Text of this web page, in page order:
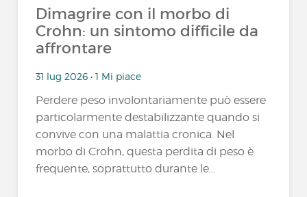
Dimagrire con il morbo di
Crohn: un sintomo difficile da
affrontare
31 lug 2026 • 1 Mi piace
Perdere peso involontariamente può essere
particolarmente destabilizzante quando si
convive con una malattia cronica. Nel
morbo di Crohn, questa perdita di peso è
frequente, soprattutto durante le...